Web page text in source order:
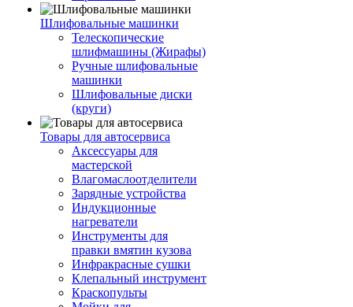
Шлифовальные машинки
Телескопические
шлифмашины (Жирафы)
Ручные шлифовальные
машинки
Шлифовальные диски
(круги)
Товары для автосервиса
Аксессуары для
мастерской
Влагомаслоотделители
Зарядные устройства
Индукционные
нагреватели
Инструменты для
правки вмятин кузова
Инфракрасные сушки
Клепальный инструмент
Краскопульты